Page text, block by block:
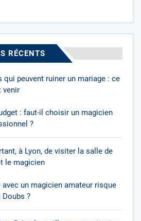
RÉCENTS
qui peuvent ruiner un mariage : ce
venir
: faut-il choisir un magicien
?
à Lyon, de visiter la salle de
le magicien
un magicien amateur risque
Doubs ?